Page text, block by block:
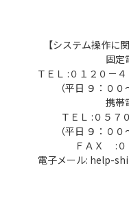
【システム操作に
固定
ＴＥＬ :０１２０－
（平日 ９：０
携帯
ＴＥＬ :０５７
（平日 ９：０
ＦＡＸ :０
電子メール: help-